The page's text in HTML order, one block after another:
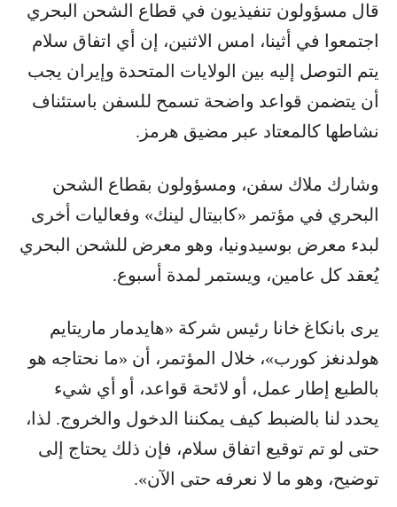
قال مسؤولون تنفيذيون في قطاع الشحن البحري
اجتمعوا في أثينا، امس الاثنين، إن أي اتفاق سلام
يتم التوصل إليه بين الولايات المتحدة وإيران يجب
أن يتضمن قواعد واضحة تسمح للسفن باستئناف
نشاطها كالمعتاد عبر مضيق هرمز.
وشارك ملاك سفن، ومسؤولون بقطاع الشحن
البحري في مؤتمر «كابيتال لينك» وفعاليات أخرى
لبدء معرض بوسيدونيا، وهو معرض للشحن البحري
يُعقد كل عامين، ويستمر لمدة أسبوع.
يرى بانكاغ خانا رئيس شركة «هايدمار ماريتايم
هولدنغز كورب»، خلال المؤتمر، أن «ما نحتاجه هو
بالطبع إطار عمل، أو لائحة قواعد، أو أي شيء
يحدد لنا بالضبط كيف يمكننا الدخول والخروج. لذا،
حتى لو تم توقيع اتفاق سلام، فإن ذلك يحتاج إلى
توضيح، وهو ما لا نعرفه حتى الآن».